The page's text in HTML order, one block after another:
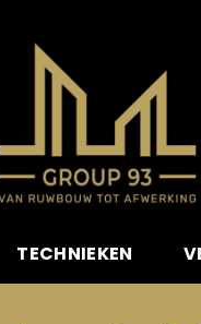
TECHNIEKEN